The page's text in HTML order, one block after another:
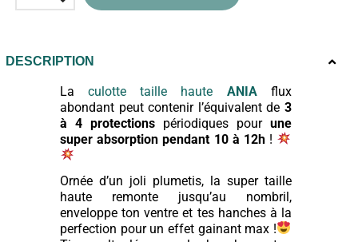
DESCRIPTION
La culotte taille haute ANIA flux
abondant peut contenir l’équivalent de 3
à 4 protections périodiques pour une
super absorption pendant 10 à 12h !
Ornée d’un joli plumetis, la super taille
haute remonte jusqu’au nombril,
enveloppe ton ventre et tes hanches à la
perfection pour un effet gainant max !